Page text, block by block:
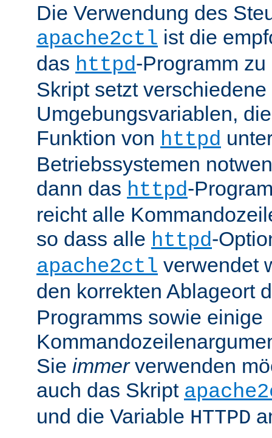
Die Verwendung des
apache2ctl ist die
das httpd-Programm
Skript setzt verschiedene
Umgebungsvariablen,
Funktion von httpd
Betriebssystemen
dann das httpd-
reicht alle
so dass alle httpd-
apache2ctl verwendet
den korrekten Ablageort
Programms sowie einige
Sie immerverwenden
auch das Skript
und die Variable HTTPD